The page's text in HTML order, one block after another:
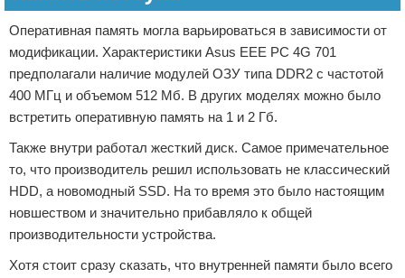
Оперативная память могла варьироваться в зависимости от
модификации. Характеристики Asus EEE PC 4G 701
предполагали наличие модулей ОЗУ типа DDR2 с частотой
400 МГц и объемом 512 Мб. В других моделях можно было
встретить оперативную память на 1 и 2 Гб.
Также внутри работал жесткий диск. Самое примечательное
то, что производитель решил использовать не классический
HDD, а новомодный SSD. На то время это было настоящим
новшеством и значительно прибавляло к общей
производительности устройства.
Хотя стоит сразу сказать, что внутренней памяти было всего